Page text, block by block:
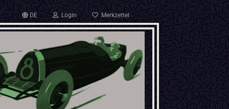
DE Login Merkzettel